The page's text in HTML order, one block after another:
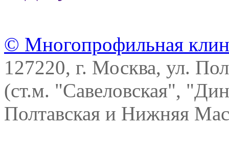
© Многопрофильная
127220, г. Москва, ул.
(ст.м. "Савеловская",
Полтавская и Нижняя